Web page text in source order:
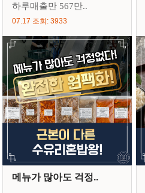
하루매출만 567만..
07.17 조회: 3933
메뉴가 많아도 걱정..